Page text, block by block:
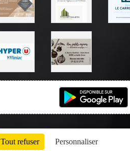
Tout refuser Personnaliser